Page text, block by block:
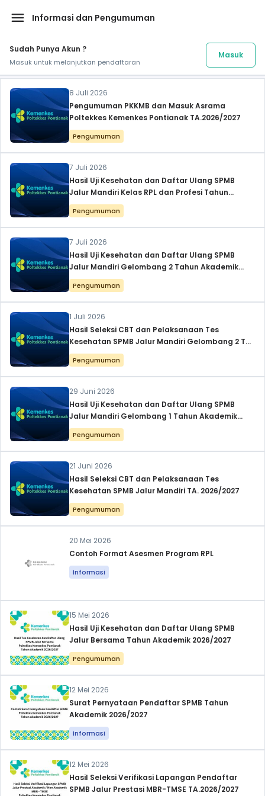
menu Informasi dan Pengumuman
Sudah Punya Akun ?
Masuk untuk melanjutkan pendaftaran
Masuk
8 Juli 2026
Pengumuman PKKMB dan Masuk Asrama
Poltekkes Kemenkes Pontianak TA.2026/2027
Pengumuman
7 Juli 2026
Hasil Uji Kesehatan dan Daftar Ulang SPMB
Jalur Mandiri Kelas RPL dan Profesi Tahun
Akademik 2026/2027
Pengumuman
7 Juli 2026
Hasil Uji Kesehatan dan Daftar Ulang SPMB
Jalur Mandiri Gelombang 2 Tahun Akademik
2026/2027
Pengumuman
1 Juli 2026
Hasil Seleksi CBT dan Pelaksanaan Tes
Kesehatan SPMB Jalur Mandiri Gelombang 2 TA.
2026/2027
Pengumuman
29 Juni 2026
Hasil Uji Kesehatan dan Daftar Ulang SPMB
Jalur Mandiri Gelombang 1 Tahun Akademik
2026/2027
Pengumuman
21 Juni 2026
Hasil Seleksi CBT dan Pelaksanaan Tes
Kesehatan SPMB Jalur Mandiri TA. 2026/2027
Pengumuman
20 Mei 2026
Contoh Format Asesmen Program RPL
Informasi
15 Mei 2026
Hasil Uji Kesehatan dan Daftar Ulang SPMB
Jalur Bersama Tahun Akademik 2026/2027
Pengumuman
12 Mei 2026
Surat Pernyataan Pendaftar SPMB Tahun
Akademik 2026/2027
Informasi
12 Mei 2026
Hasil Seleksi Verifikasi Lapangan Pendaftar
SPMB Jalur Prestasi MBR-TMSE TA.2026/2027